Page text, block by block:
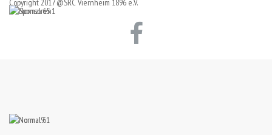
Copyright 2017 @SRC Viernheim 1896 e.V.